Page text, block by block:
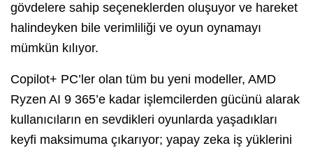
gövdelere sahip seçeneklerden oluşuyor ve hareket
halindeyken bile verimliliği ve oyun oynamayı
mümkün kılıyor.
Copilot+ PC’ler olan tüm bu yeni modeller, AMD
Ryzen AI 9 365’e kadar işlemcilerden gücünü alarak
kullanıcıların en sevdikleri oyunlarda yaşadıkları
keyfi maksimuma çıkarıyor; yapay zeka iş yüklerini